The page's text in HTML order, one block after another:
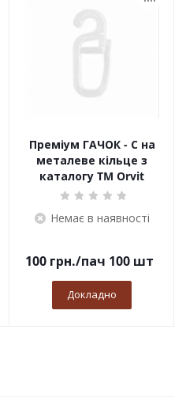
Преміум ГАЧОК - С на
металеве кільце з
каталогу TM Orvit
Немає в наявності
100грн./пач 100 шт
Докладно